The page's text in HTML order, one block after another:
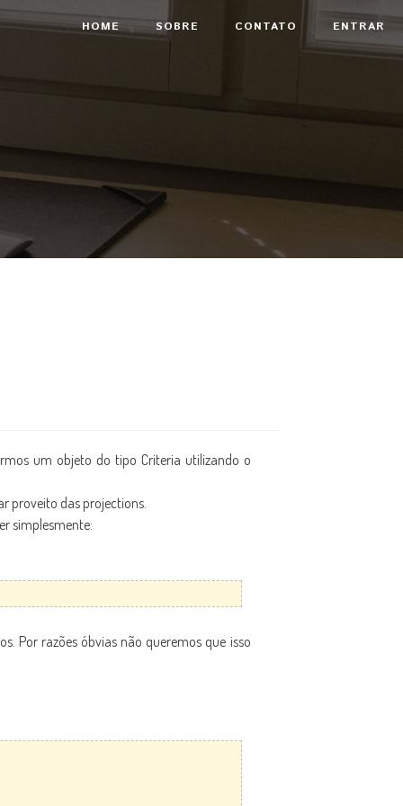
HOME SOBRE CONTATO ENTRAR
um objeto do tipo Criteria utilizando o
proveito das projections.
simplesmente:
Por razões óbvias não queremos que isso